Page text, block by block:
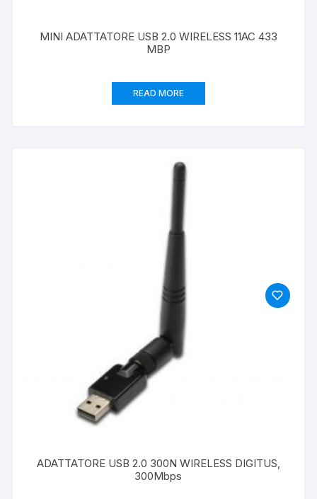
MINI ADATTATORE USB 2.0 WIRELESS 11AC 433
MBP
READ MORE
ADATTATORE USB 2.0 300N WIRELESS DIGITUS,
300Mbps